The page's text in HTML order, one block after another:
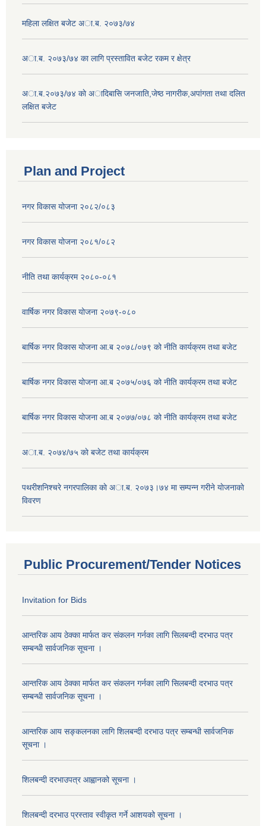
महिला लक्षित बजेट अा.ब. २०७३/७४
अा.ब. २०७३/७४ का लागि प्रस्तावित बजेट रकम र क्षेत्र
अा.ब.२०७३/७४ काे अादिबासि जनजाति,जेष्ठ नागरीक,अपांगता तथा दलित
लक्षित बजेट
Plan and Project
नगर विकास योजना २०८२/०८३
नगर विकास योजना २०८१/०८२
नीति तथा कार्यक्रम २०८०-०८१
वार्षिक नगर विकास योजना २०७९-०८०
बार्षिक नगर विकास योजना आ.ब २०७८/०७९ को नीति कार्यक्रम तथा बजेट
बार्षिक नगर विकास योजना आ.ब २०७५/०७६ को नीति कार्यक्रम तथा बजेट
बार्षिक नगर विकास योजना आ.ब २०७७/०७८ को नीति कार्यक्रम तथा बजेट
अा.ब. २०७४/७५ काे बजेट तथा कार्यक्रम
पथरीशनिश्चरे नगरपालिका काे अा.ब. २०७३।७४ मा सम्पन्न गरीने याेजनाकाे
विवरण
Public Procurement/Tender Notices
Invitation for Bids
आन्तरिक आय ठेक्का मार्फत कर संकलन गर्नका लागि सिलबन्दी दरभाउ पत्र
सम्बन्धी सार्वजनिक सूचना ।
आन्तरिक आय ठेक्का मार्फत कर संकलन गर्नका लागि सिलबन्दी दरभाउ पत्र
सम्बन्धी सार्वजनिक सूचना ।
आन्तरिक आय सङ्कलनका लागि शिलबन्दी दरभाउ पत्र सम्बन्धी सार्वजनिक
सूचना ।
शिलबन्दी दरभाउपत्र आह्वानको सूचना ।
शिलबन्दी दरभाउ प्रस्ताव स्वीकृत गर्ने आशयको सूचना ।